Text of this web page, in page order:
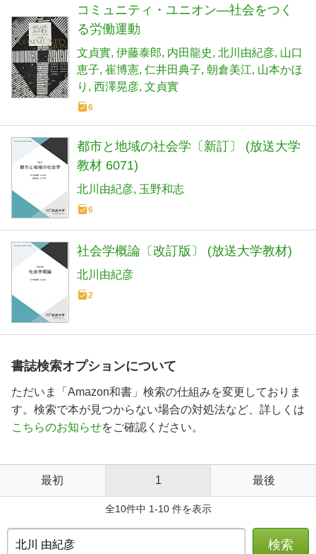
コミュニティ・ユニオン―社会をつく
る労働運動
文貞實 伊藤泰郎 内田龍史 北川由紀彦 山口
恵子 崔博憲 仁井田典子 朝倉美江 山本かほ
り
西澤晃彦 文貞實
6
都市と地域の社会学〔新訂〕 (放送大学
教材 6071)
北川由紀彦 玉野和志
6
社会学概論〔改訂版〕 (放送大学教材)
北川由紀彦
2
書誌検索オプションについて
ただいま「Amazon和書」検索の仕組みを変更しておりま
す。検索で本が見つからない場合の対処法など、詳しくは
こちらのお知らせをご確認ください。
最初 1 最後
全10件中 1-10 件を表示
検索